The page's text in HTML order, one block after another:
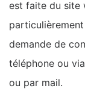
est faite du site
demande de
téléphone ou
ou par mail.